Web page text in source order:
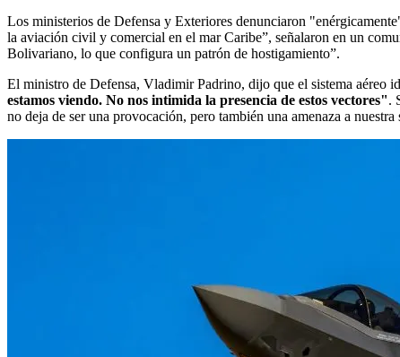
Los ministerios de Defensa y Exteriores denunciaron
la aviación civil y comercial en el mar Caribe”, señalaron en un
Bolivariano, lo que configura un patrón de hostigamiento”.
El ministro de Defensa, Vladimir Padrino, dijo que el sistema aéreo
estamos viendo. No nos intimida la presencia de estos vectores".
no deja de ser una provocación, pero también una amenaza a